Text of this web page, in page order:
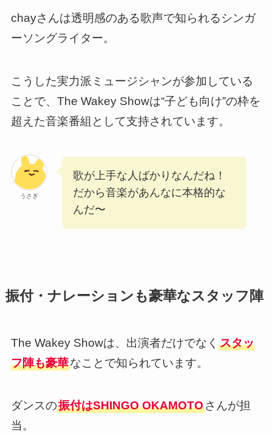
chayさんは透明感のある歌声で知られるシンガ
ーソングライター。
こうした実力派ミュージシャンが参加している
ことで、The Wakey Showは“子ども向け”の枠を
超えた音楽番組として支持されています。
うさぎ
歌が上手な人ばかりなんだね！
だから音楽があんなに本格的な
んだ〜
振付・ナレーションも豪華なスタッフ陣
The Wakey Showは、出演者だけでなく スタッ
フ陣も豪華なことで知られています。
ダンスの振付はSHINGO OKAMOTOさんが担
当。